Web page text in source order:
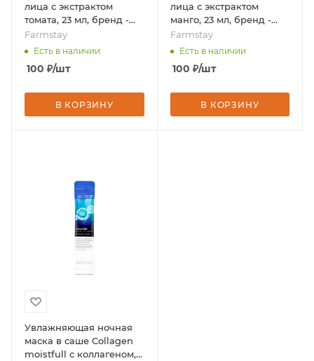
лица с экстрактом
томата, 23 мл, бренд -
Farmstay
Farmstay
Есть в наличии
100 ₽/шт
В КОРЗИНУ
лица с экстрактом
манго, 23 мл, бренд -
Farmstay
Farmstay
Есть в наличии
100 ₽/шт
В КОРЗИНУ
Увлажняющая ночная
маска в саше Collagen
moistfull с коллагеном,